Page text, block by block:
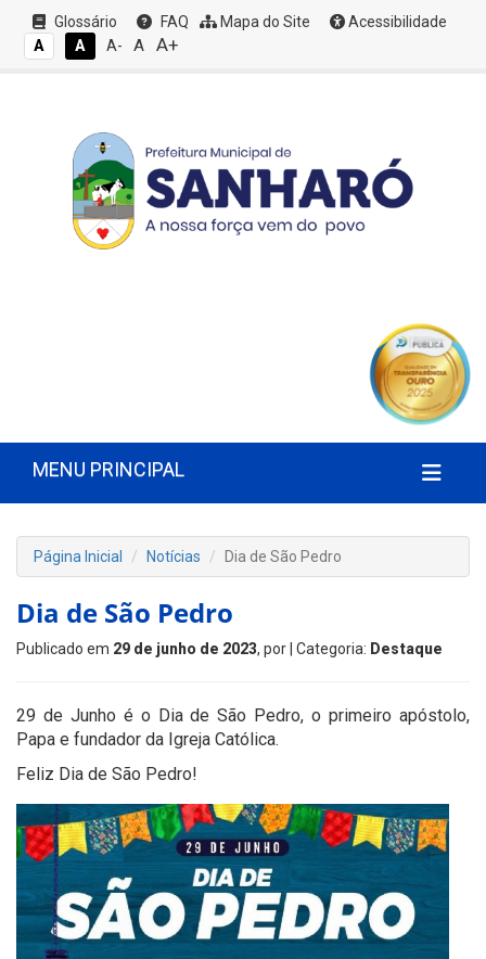
Glossário FAQ Mapa do Site
Acessibilidade
A
A A- A A+
MENU PRINCIPAL
Página Inicial Notícias Dia de São Pedro
Dia de São Pedro
Publicado em 29 de junho de 2023, por | Categoria: Destaque
29 de Junho é o Dia de São Pedro, o primeiro apóstolo,
Papa e fundador da Igreja Católica.
Feliz Dia de São Pedro!